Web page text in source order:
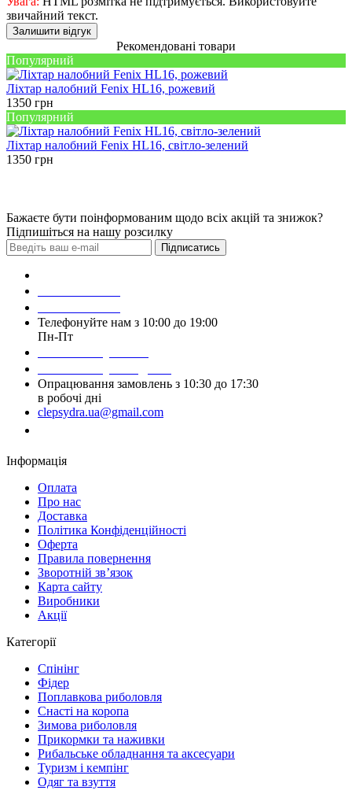
звичайний текст.
Залишити відгук
Рекомендовані товари
Популярний
Ліхтар налобний Fenix HL16, рожевий
1350 грн
Популярний
Ліхтар налобний Fenix HL16, світло-зелений
1350 грн
Бажаєте бути поінформованим щодо всіх акцій та знижок?
Підпишіться на нашу розсилку
Підписатись
Телефонуйте нам з 10:00 до 19:00
Пн-Пт
Опрацювання замовлень з 10:30 до 17:30
в робочі дні
clepsydra.ua@gmail.com
Інформація
Оплата
Про нас
Доставка
Політика Конфіденційності
Оферта
Правила повернення
Зворотній зв’язок
Карта сайту
Виробники
Акції
Категорії
Спінінг
Фідер
Поплавкова риболовля
Снасті на коропа
Зимова риболовля
Прикормки та наживки
Рибальське обладнання та аксесуари
Туризм і кемпінг
Одяг та взуття